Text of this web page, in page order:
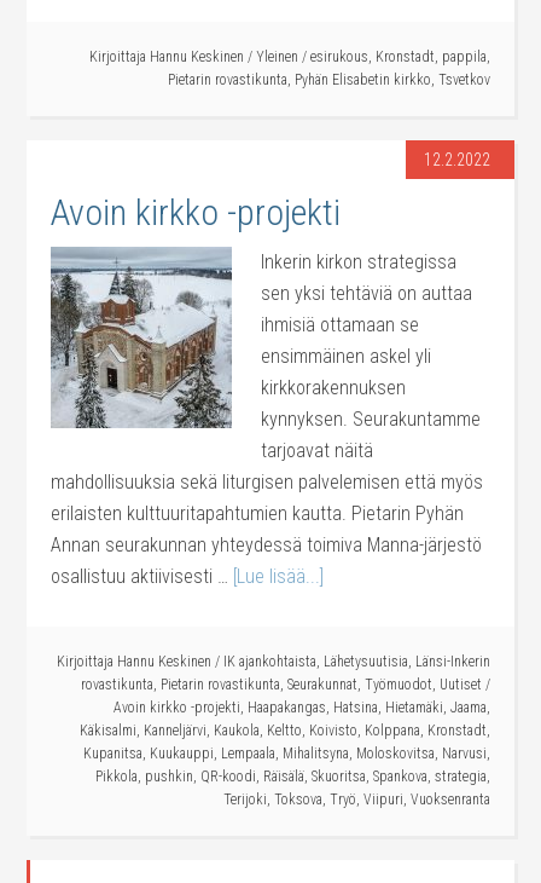
Kirjoittaja Hannu Keskinen / Yleinen / esirukous, Kronstadt, pappila,
Pietarin rovastikunta, Pyhän Elisabetin kirkko, Tsvetkov
12.2.2022
Avoin kirkko -projekti
Inkerin kirkon strategissa
sen yksi tehtäviä on auttaa
ihmisiä ottamaan se
ensimmäinen askel yli
kirkkorakennuksen
kynnyksen. Seurakuntamme
tarjoavat näitä
mahdollisuuksia sekä liturgisen palvelemisen että myös
erilaisten kulttuuritapahtumien kautta. Pietarin Pyhän
Annan seurakunnan yhteydessä toimiva Manna-järjestö
osallistuu aktiivisesti … [Lue lisää...]
Kirjoittaja Hannu Keskinen / IK ajankohtaista, Lähetysuutisia, Länsi-Inkerin
rovastikunta, Pietarin rovastikunta, Seurakunnat, Työmuodot, Uutiset /
Avoin kirkko -projekti, Haapakangas, Hatsina, Hietamäki, Jaama,
Käkisalmi, Kanneljärvi, Kaukola, Keltto, Koivisto, Kolppana, Kronstadt,
Kupanitsa, Kuukauppi, Lempaala, Mihalitsyna, Moloskovitsa, Narvusi,
Pikkola, pushkin, QR-koodi, Räisälä, Skuoritsa, Spankova, strategia,
Terijoki, Toksova, Tryö, Viipuri, Vuoksenranta